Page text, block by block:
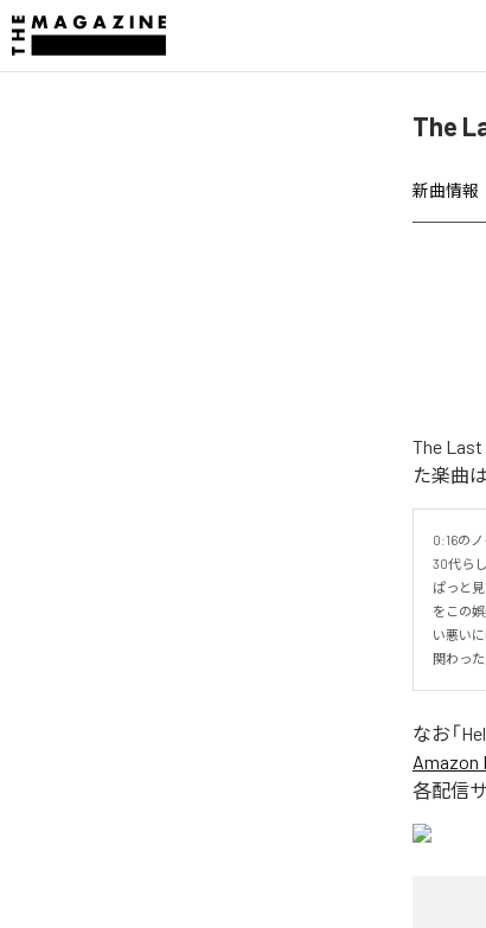
The
新曲情報
The
た楽曲
0:16の
30代ら
ぱっと
をこの
い悪い
関わっ
なお「
Amazon
各配信